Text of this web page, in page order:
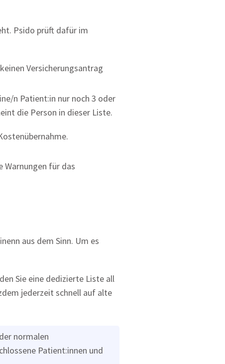
Psido prüft dafür im
Versicherungsantrag
n Patient:in nur noch 3 oder
die Person in dieser Liste.
Warnungen für das
aus dem Sinn. Um es
Sie eine dedizierte Liste all
jederzeit schnell auf alte
normalen
Patient:innen und